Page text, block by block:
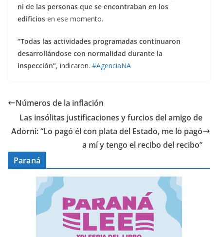
ni de las personas que se encontraban en los
edificios en ese momento.
“Todas las actividades programadas continuaron
desarrollándose con normalidad durante la
inspección”, indicaron. #AgenciaNA
Números de la inflación
Las insólitas justificaciones y furcios del amigo de
Adorni: “Lo pagó él con plata del Estado, me lo pagó
a mí y tengo el recibo del recibo”
Paraná